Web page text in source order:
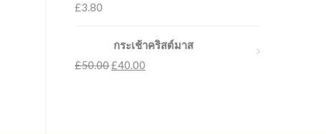
£3.80
กระเช้าคริสต์มาส
£50.00£40.00